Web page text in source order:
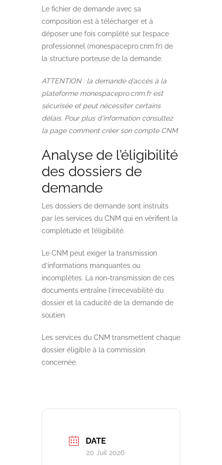
Le fichier de demande avec sa
composition est à télécharger et à
déposer une fois complété sur l’espace
professionnel (monespacepro.cnm.fr) de
la structure porteuse de la demande.
ATTENTION : la demande d’accès à la
plateforme monespacepro.cnm.fr est
sécurisée et peut nécessiter certains
délais. Pour plus d’information consultez
la page comment créer son compte CNM.
Analyse de l’éligibilité
des dossiers de
demande
Les dossiers de demande sont instruits
par les services du CNM qui en vérifient la
complétude et l’éligibilité.
Le CNM peut exiger la transmission
d’informations manquantes ou
incomplètes. La non-transmission de ces
documents entraîne l’irrecevabilité du
dossier et la caducité de la demande de
soutien.
Les services du CNM transmettent chaque
dossier éligible à la commission
concernée.
DATE
20 Juil 2026